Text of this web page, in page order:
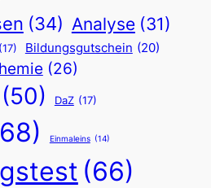
(34) Analyse (31)
(17) Bildungsgutschein (20)
(26)
(50) DaZ (17)
Einmaleins (14)
(66)